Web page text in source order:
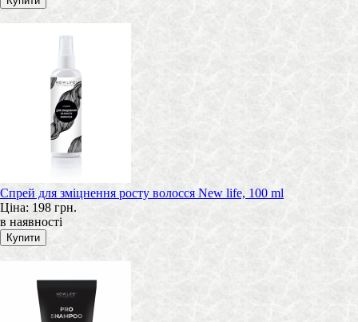
Спрей для зміцнення росту волосся New life, 100 ml
Ціна: 198 грн.
в наявності